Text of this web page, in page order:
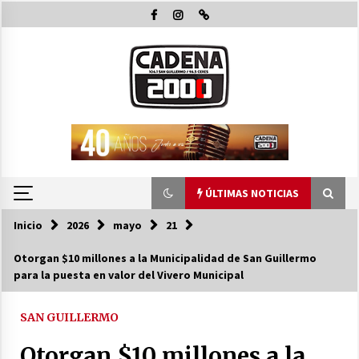
al
ÚLTIMAS NOTICIAS
ÚLTIMAS NOTICIAS
El Senado dio media sanción a la emergencia
hídrica y otros proyectos clave
La Municipalidad de San Guillermo continúa
Inicio 2026 mayo 21
Otorgan $10 millones a la Municipalidad de San Guillermo
para la puesta en valor del Vivero Municipal
SAN GUILLERMO